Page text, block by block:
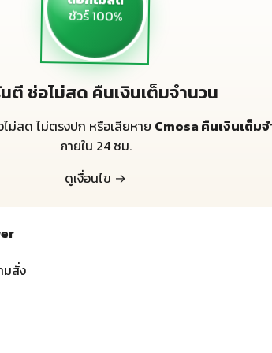
ชัวร์ 100%
ตี ช่อไม่สด คืนเงินเต็มจำนวน
ม่สด ไม่ตรงปก หรือเสียหาย Cmosa คืนเงินเต็ม
ภายใน 24 ชม.
ดูเงื่อนไข →
มสั่ง